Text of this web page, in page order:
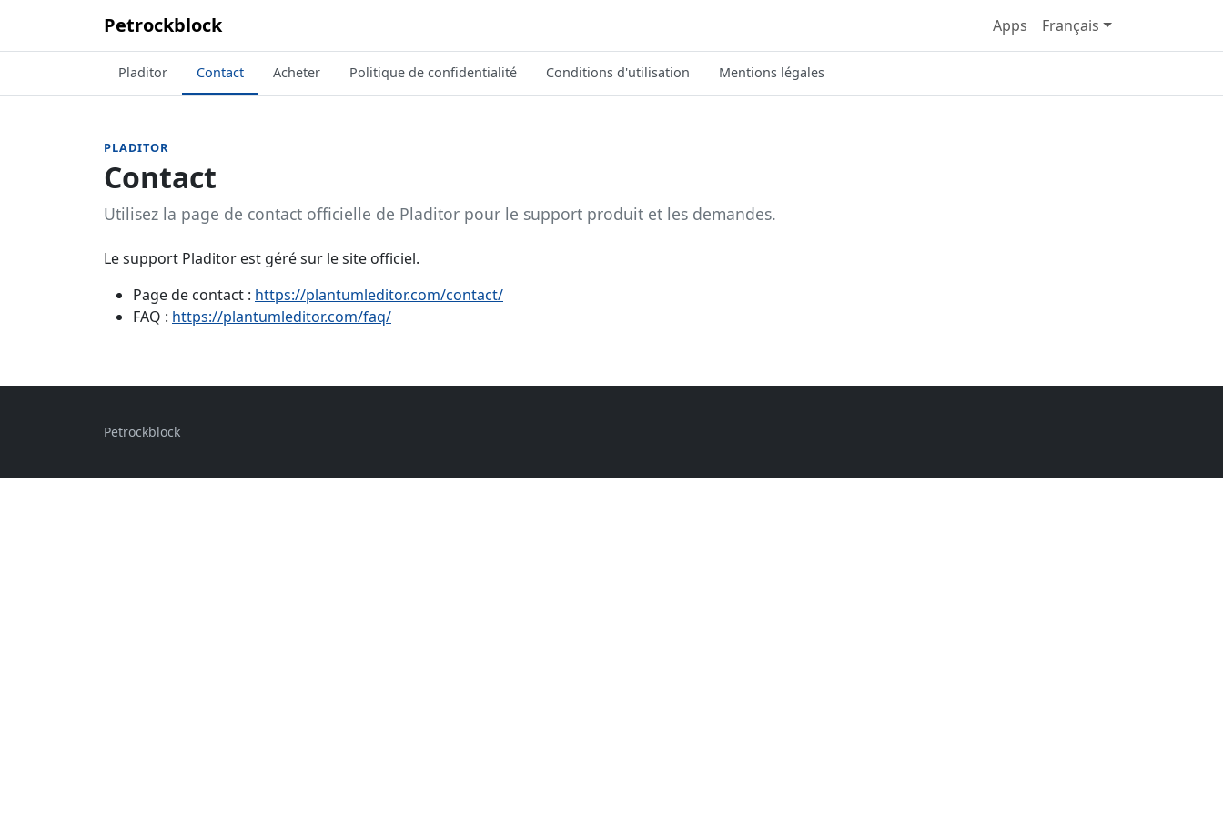
Petrockblock Apps Français
Pladitor Contact Acheter Politique de confidentialité Conditions d'utilisation Mentions légales
PLADITOR
Contact
Utilisez la page de contact officielle de Pladitor pour le support produit et les demandes.
Le support Pladitor est géré sur le site officiel.
Page de contact : https://plantumleditor.com/contact/
FAQ : https://plantumleditor.com/faq/
Petrockblock